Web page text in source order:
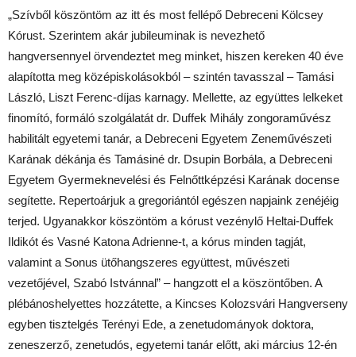
„Szívből köszöntöm az itt és most fellépő Debreceni Kölcsey
Kórust. Szerintem akár jubileuminak is nevezhető
hangversennyel örvendeztet meg minket, hiszen kereken 40 éve
alapította meg középiskolásokból – szintén tavasszal – Tamási
László, Liszt Ferenc-díjas karnagy. Mellette, az együttes lelkeket
finomító, formáló szolgálatát dr. Duffek Mihály zongoraművész
habilitált egyetemi tanár, a Debreceni Egyetem Zeneművészeti
Karának dékánja és Tamásiné dr. Dsupin Borbála, a Debreceni
Egyetem Gyermeknevelési és Felnőttképzési Karának docense
segítette. Repertoárjuk a gregoriántól egészen napjaink zenéjéig
terjed. Ugyanakkor köszöntöm a kórust vezénylő Heltai-Duffek
Ildikót és Vasné Katona Adrienne-t, a kórus minden tagját,
valamint a Sonus ütőhangszeres együttest, művészeti
vezetőjével, Szabó Istvánnal” – hangzott el a köszöntőben. A
plébánoshelyettes hozzátette, a Kincses Kolozsvári Hangverseny
egyben tisztelgés Terényi Ede, a zenetudományok doktora,
zeneszerző, zenetudós, egyetemi tanár előtt, aki március 12-én